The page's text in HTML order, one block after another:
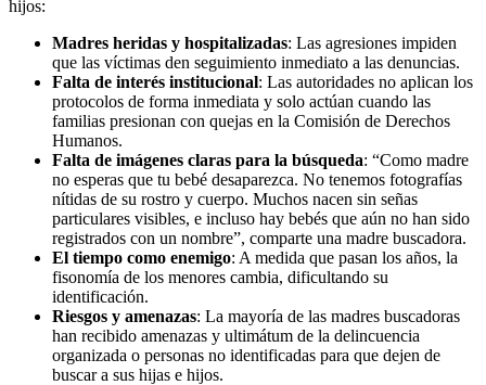
hijos:
Madres heridas y hospitalizadas: Las agresiones impiden
que las víctimas den seguimiento inmediato a las denuncias.
Falta de interés institucional: Las autoridades no aplican los
protocolos de forma inmediata y solo actúan cuando las
familias presionan con quejas en la Comisión de Derechos
Humanos.
Falta de imágenes claras para la búsqueda: “Como madre
no esperas que tu bebé desaparezca. No tenemos fotografías
nítidas de su rostro y cuerpo. Muchos nacen sin señas
particulares visibles, e incluso hay bebés que aún no han sido
registrados con un nombre”, comparte una madre buscadora.
El tiempo como enemigo: A medida que pasan los años, la
fisonomía de los menores cambia, dificultando su
identificación.
Riesgos y amenazas: La mayoría de las madres buscadoras
han recibido amenazas y ultimátum de la delincuencia
organizada o personas no identificadas para que dejen de
buscar a sus hijas e hijos.